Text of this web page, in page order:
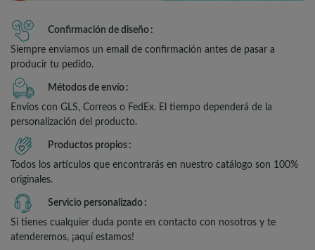
Confirmación de diseño
Siempre enviamos un email de confirmación antes de pasar a
producir tu pedido.
Métodos de envío
Envíos con GLS, Correos o FedEx. El tiempo dependerá de la
personalización del producto.
Productos propios
Todos los artículos que encontrarás en nuestro catálogo son 100%
originales.
Servicio personalizado
Si tienes cualquier duda ponte en contacto con nosotros y te
atenderemos, ¡aquí estamos!